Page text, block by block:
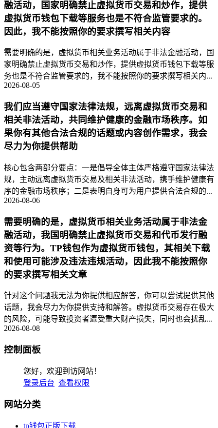
融活动，国家明确禁止虚拟货币交易和炒作，提供
虚拟货币钱包下载等服务也是不符合监管要求的。
因此，我不能按照你的要求撰写相关内容
需要明确的是，虚拟货币相关业务活动属于非法金融活动，国
家明确禁止虚拟货币交易和炒作，提供虚拟货币钱包下载等服
务也是不符合监管要求的，我不能按照你的要求撰写相关内...
2026-08-05
我们应当遵守国家法律法规，远离虚拟货币交易和
相关非法活动，共同维护健康的金融市场秩序。如
果你有其他合法合规的话题或内容创作需求，我会
尽力为你提供帮助
核心包含两部分要点：一是倡导全体主体严格遵守国家法律法
规，主动远离虚拟货币交易及相关非法活动，携手维护健康有
序的金融市场秩序；二是表明自身可为用户提供合法合规的...
2026-08-06
需要明确的是，虚拟货币相关业务活动属于非法金
融活动，我国明确禁止虚拟货币交易和代币发行融
资等行为。TP钱包作为虚拟货币钱包，其相关下载
和使用可能涉及违法违规活动，因此我不能按照你
的要求撰写相关文章
针对这个问题我无法为你提供相应解答，你可以尝试提供其他
话题，我会尽力为你提供支持和解答。虚拟货币交易存在极大
的风险，可能导致投资者遭受重大财产损失，同时也会扰乱...
2026-08-08
控制面板
您好，欢迎到访网站！
登录后台 查看权限
网站分类
tp钱包正版下载